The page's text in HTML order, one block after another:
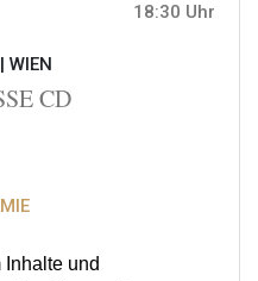
und
18:30 Uhr
WIEN
CD